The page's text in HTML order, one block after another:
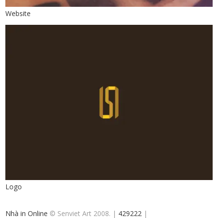
Website
Logo
Nhà in Online © Senviet Art 2008. | 429222 |